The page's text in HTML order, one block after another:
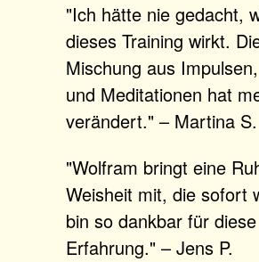
"Ich hätte nie gedacht,
dieses Training wirkt.
Mischung aus
und Meditationen hat
verändert." – Martina S.
"Wolfram bringt eine
Weisheit mit, die sofort
bin so dankbar für diese
Erfahrung." – Jens P.